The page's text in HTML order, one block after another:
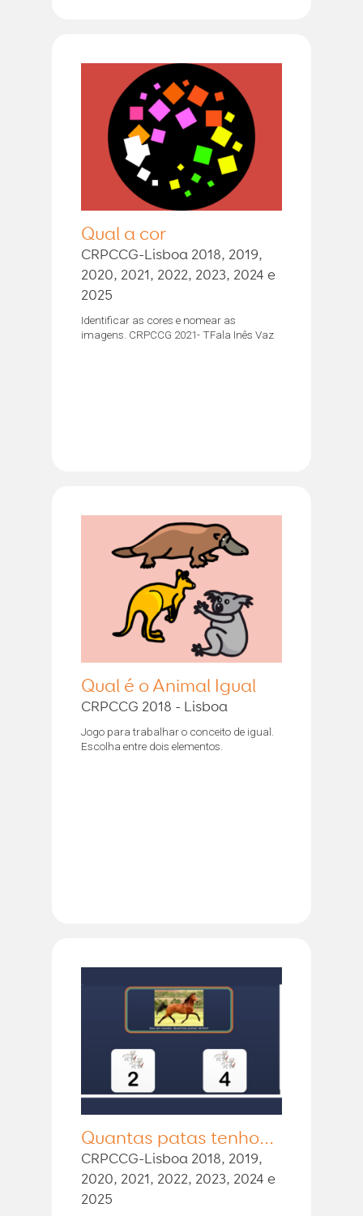
Qual a cor
CRPCCG-Lisboa 2018, 2019,
2020, 2021, 2022, 2023, 2024 e
2025
Identificar as cores e nomear as
imagens. CRPCCG 2021- TFala Inês Vaz
Qual é o Animal Igual
CRPCCG 2018 - Lisboa
Jogo para trabalhar o conceito de igual.
Escolha entre dois elementos.
Quantas patas tenho...
CRPCCG-Lisboa 2018, 2019,
2020, 2021, 2022, 2023, 2024 e
2025